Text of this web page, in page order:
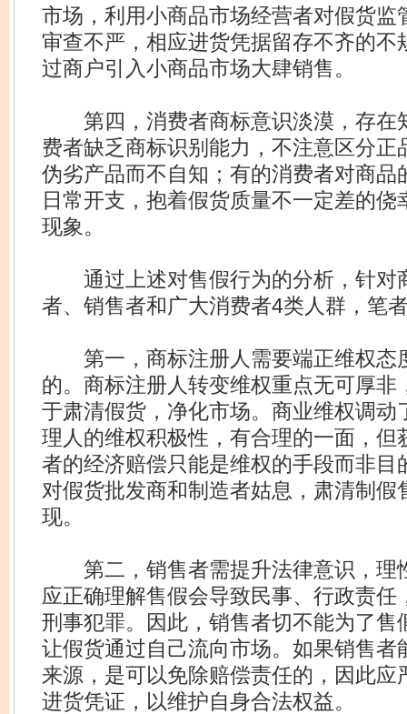
市场，利用小商品市场经营者对假货监
审查不严，相应进货凭据留存不齐的不
过商户引入小商品市场大肆销售。
第四，消费者商标意识淡漠，存在
费者缺乏商标识别能力，不注意区分正
伪劣产品而不自知；有的消费者对商品
日常开支，抱着假货质量不一定差的
现象。
通过上述对售假行为的分析，针对
者、销售者和广大消费者4类人群，笔
第一，商标注册人需要端正维权态
的。商标注册人转变维权重点无可厚非
于肃清假货，净化市场。商业维权调动
理人的维权积极性，有合理的一面，但
者的经济赔偿只能是维权的手段而非目
对假货批发商和制造者姑息，肃清制假
现。
第二，销售者需提升法律意识，理
应正确理解售假会导致民事、行政责
刑事犯罪。因此，销售者切不能为了售
让假货通过自己流向市场。如果销售者
来源，是可以免除赔偿责任的，因此应
进货凭证，以维护自身合法权益。